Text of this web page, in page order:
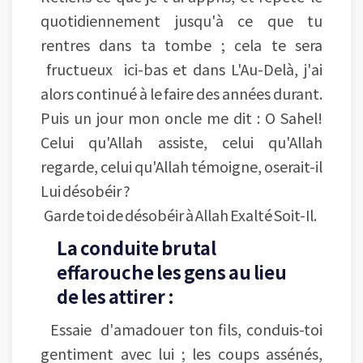
quotidiennement jusqu'à ce que tu
rentres dans ta tombe ; cela te sera
fructueux ici-bas et dans L'Au-Delà, j'ai
alors continué à le faire des années durant.
Puis un jour mon oncle me dit : O Sahel!
Celui qu'Allah assiste, celui qu'Allah
regarde, celui qu'Allah témoigne, oserait-il
Lui désobéir ?
Garde toi de désobéir à Allah Exalté Soit-Il.
La conduite brutal
effarouche les gens au lieu
de les attirer :
Essaie d'amadouer ton fils, conduis-toi
gentiment avec lui ; les coups assénés,